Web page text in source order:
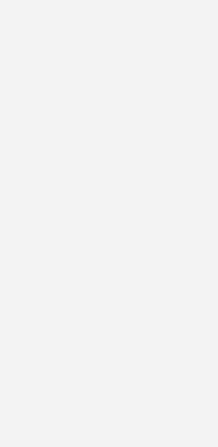
nach China
Zulassungen hinzu. Nach
USA 82 neue
hauptsächlich in
von
noch sehr gering. Das
von cellcentric, Plastic
werden weiterhin
auf dem Antrieb als auf
Gabelstapler sind
auch wenn
(über 9.650 Einheiten) als
und Kraft-Wärme-